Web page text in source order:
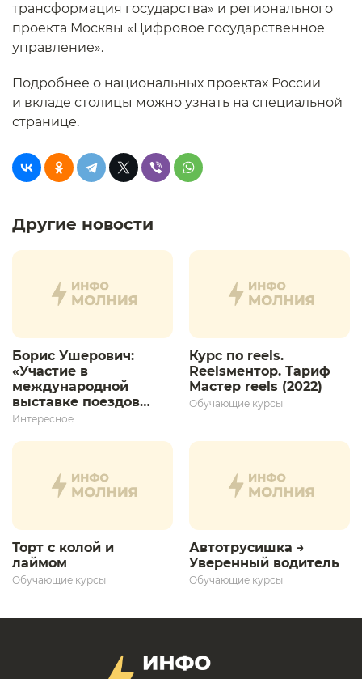
трансформация государства» и регионального
проекта Москвы «Цифровое государственное
управление».
Подробнее о национальных проектах России
и вкладе столицы можно узнать на специальной
странице.
Другие новости
Борис Ушерович:
«Участие в
международной
выставке поездов
дает толчок для
развития»
Интересное
Курс по reels.
Reelsментор. Тариф
Мастер reels (2022)
Обучающие курсы
Торт с колой и
лаймом
Обучающие курсы
Автотрусишка →
Уверенный водитель​
Обучающие курсы